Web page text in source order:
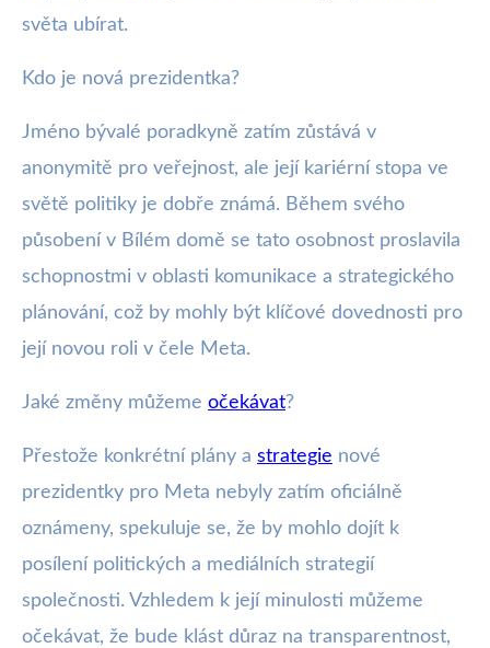
světa ubírat.
Kdo je nová prezidentka?
Jméno bývalé poradkyně zatím zůstává v
anonymitě pro veřejnost, ale její kariérní stopa ve
světě politiky je dobře známá. Během svého
působení v Bílém domě se tato osobnost proslavila
schopnostmi v oblasti komunikace a strategického
plánování, což by mohly být klíčové dovednosti pro
její novou roli v čele Meta.
Jaké změny můžeme očekávat?
Přestože konkrétní plány a strategie nové
prezidentky pro Meta nebyly zatím oficiálně
oznámeny, spekuluje se, že by mohlo dojít k
posílení politických a mediálních strategií
společnosti. Vzhledem k její minulosti můžeme
očekávat, že bude klást důraz na transparentnost,